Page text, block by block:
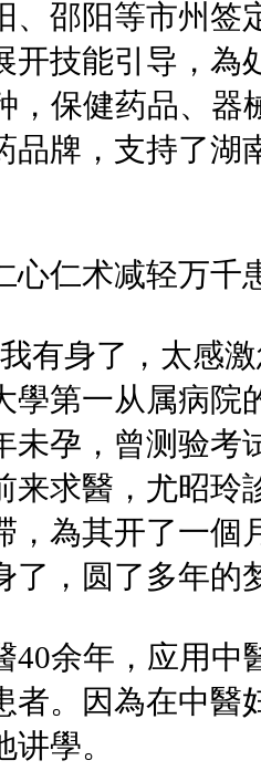
、邵阳等市州签
开技能引导，為
，保健药品、器
品牌，支持了湖
术减轻万千
身了，太感激
學第一从属病院
未孕，曾测验考
来求醫，尤昭玲
，為其开了一個
了，圆了多年的
余年，应用中
者。因為在中醫
學。